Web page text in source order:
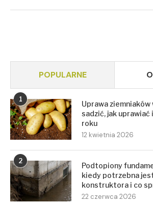
POPULARNE
1
Uprawa ziemniaków
sadzić, jak
roku
12 kwietnia 2026
2
Podtopiony
kiedy potrzebna
konstruktora i co
22 czerwca 2026